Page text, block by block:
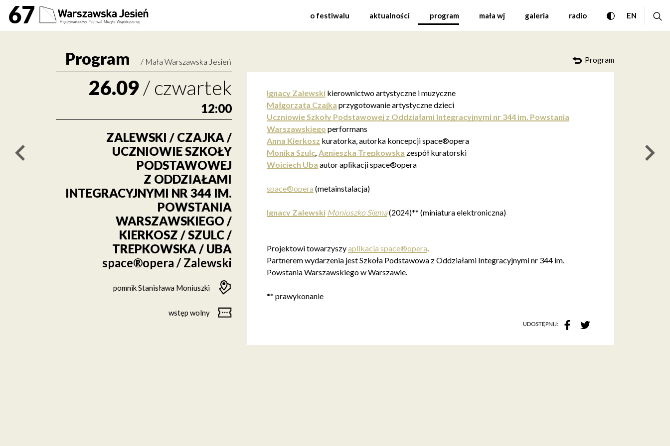
Zalewski / Czajka / Uczniowie Szkoły Podstawowej z Oddziałami
67 o festiwalu aktualności program mała wj galeria radio przełącz
ENCHANGE
Program / Mała Warszawska Jesień Program
26.09/ czwartek
12:00
poprzednie wydarzenie / previous event
ZALEWSKI / CZAJKA /
UCZNIOWIE SZKOŁY
PODSTAWOWEJ
Z ODDZIAŁAMI
INTEGRACYJNYMI NR 344 IM.
POWSTANIA
WARSZAWSKIEGO /
KIERKOSZ / SZULC /
TREPKOWSKA / UBA
space®opera / Zalewski
pomnik Stanisława Moniuszki
wstęp wolny
Ignacy Zalewski kierownictwo artystyczne i muzyczne
Małgorzata Czajka przygotowanie artystyczne dzieci
Uczniowie Szkoły Podstawowej z Oddziałami Integracyjnymi nr 344 im. Powstania
Warszawskiego performans
Anna Kierkosz kuratorka, autorka koncepcji space®opera
Monika Szulc,Agnieszka Trepkowska zespół kuratorski
Wojciech Uba autor aplikacji space®opera
space®opera (metainstalacja)
Ignacy Zalewski Moniuszko Sigma(2024)** (miniatura elektroniczna)
Projektowi towarzyszyaplikacja space®opera.
Partnerem wydarzenia jest Szkoła Podstawowa z Oddziałami Integracyjnymi nr 344 im.
Powstania Warszawskiego w Warszawie.
** prawykonanie
UDOSTĘPNIJ: